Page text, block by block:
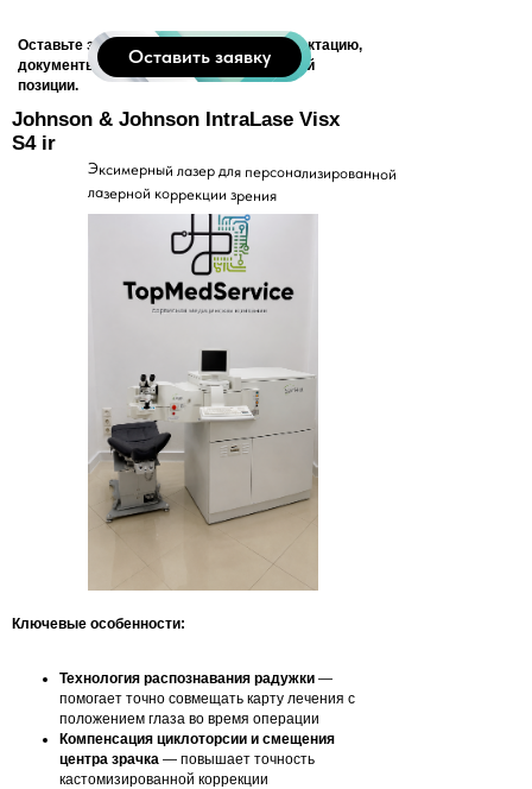
Оставьте заявку, чтобы уточнить комплектацию,
документы и условия поставки по данной
позиции.
Оставить заявку
Johnson & Johnson IntraLase Visx
S4 ir
Ключевые особенности:
Технология распознавания радужки —
помогает точно совмещать карту лечения с
положением глаза во время операции
Компенсация циклоторсии и смещения
центра зрачка — повышает точность
кастомизированной коррекции
Эксимерный лазер для персонализированной
лазерной коррекции зрения